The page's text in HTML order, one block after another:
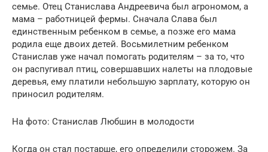
семье. Отец Станислава Андреевича был агрономом, а
мама – работницей фермы. Сначала Слава был
единственным ребенком в семье, а позже его мама
родила еще двоих детей. Восьмилетним ребенком
Станислав уже начал помогать родителям – за то, что
он распугивал птиц, совершавших налеты на плодовые
деревья, ему платили небольшую зарплату, которую он
приносил родителям.
На фото: Станислав Любшин в молодости
Когда он стал постарше, его определили сторожем. За